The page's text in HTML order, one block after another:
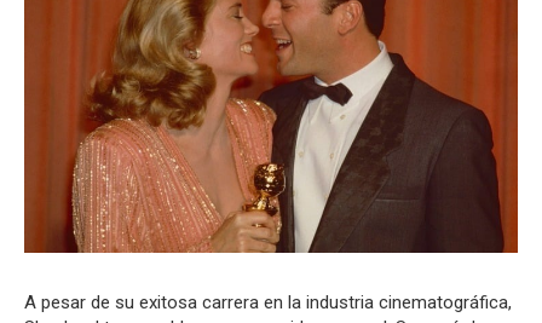
A pesar de su exitosa carrera en la industria cinematográfica,